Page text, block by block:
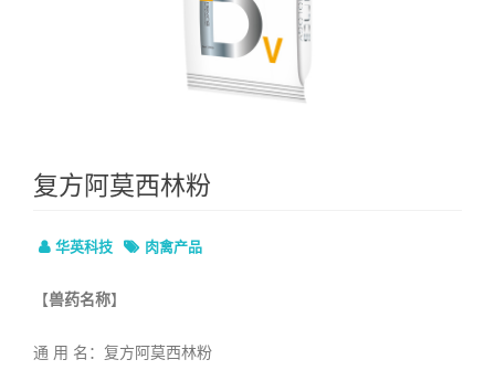
复方阿莫西林粉
华英科技 肉禽产品
【兽药名称】
通 用 名：复方阿莫西林粉